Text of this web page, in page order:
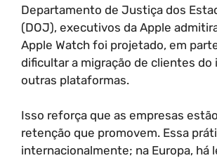
Departamento de Justiça dos
(DOJ), executivos da Apple
Apple Watch foi projetado, em
dificultar a migração de clientes do
outras plataformas.
Isso reforça que as empresas
retenção que promovem. Essa
internacionalmente; na Europa, há